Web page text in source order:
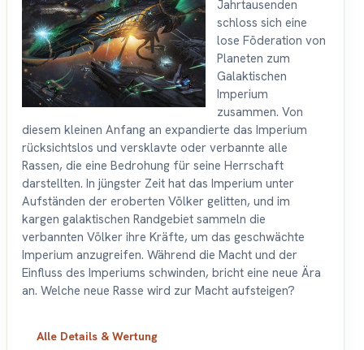
Jahrtausenden
schloss sich eine
lose Föderation von
Planeten zum
Galaktischen
Imperium
zusammen. Von
diesem kleinen Anfang an expandierte das Imperium
rücksichtslos und versklavte oder verbannte alle
Rassen, die eine Bedrohung für seine Herrschaft
darstellten. In jüngster Zeit hat das Imperium unter
Aufständen der eroberten Völker gelitten, und im
kargen galaktischen Randgebiet sammeln die
verbannten Völker ihre Kräfte, um das geschwächte
Imperium anzugreifen. Während die Macht und der
Einfluss des Imperiums schwinden, bricht eine neue Ära
an. Welche neue Rasse wird zur Macht aufsteigen?
Alle Details & Wertung